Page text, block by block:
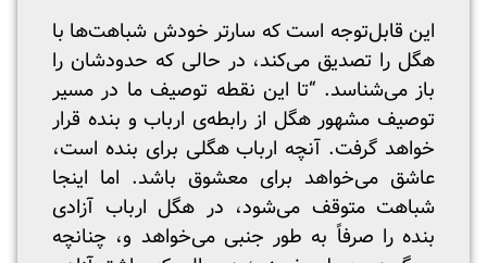
این قابل‌توجه است که سارتر خودش شباهت‌ها با
هگل را تصدیق می‌کند، در حالی که حدودشان را
باز می‌شناسد. “تا این نقطه توصیف ما در مسیر
توصیف مشهور هگل از رابطه‌ی ارباب و بنده قرار
خواهد گرفت. آنچه ارباب هگلی برای بنده است،
عاشق می‌خواهد برای معشوق باشد. اما اینجا
شباهت متوقف می‌شود، در هگل ارباب آزادی
بنده را صرفاً به طور جنبی می‌خواهد و، چنانچه